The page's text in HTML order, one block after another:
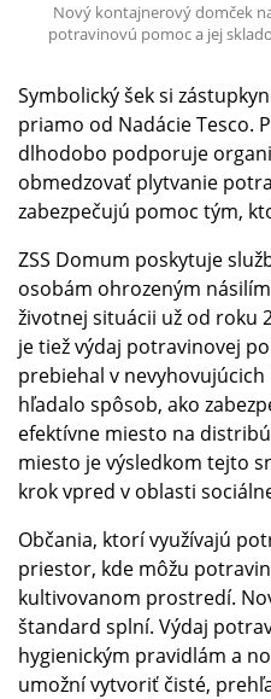
Nový kontajnerový domček
potravinovú pomoc a jej
Symbolický šek si
priamo od Nadácie Tesco.
dlhodobo podporuje
obmedzovať plytvanie
zabezpečujú pomoc tým,
ZSS Domum poskytuje
osobám ohrozeným
životnej situácii už od roku
je tiež výdaj potravinovej
prebiehal v
hľadalo spôsob, ako
efektívne miesto na
miesto je výsledkom tejto
krok vpred v oblasti
Občania, ktorí využívajú
priestor, kde môžu
kultivovanom prostredí.
štandard splní. Výdaj
hygienickým pravidlám a
umožní vytvoriť čisté,